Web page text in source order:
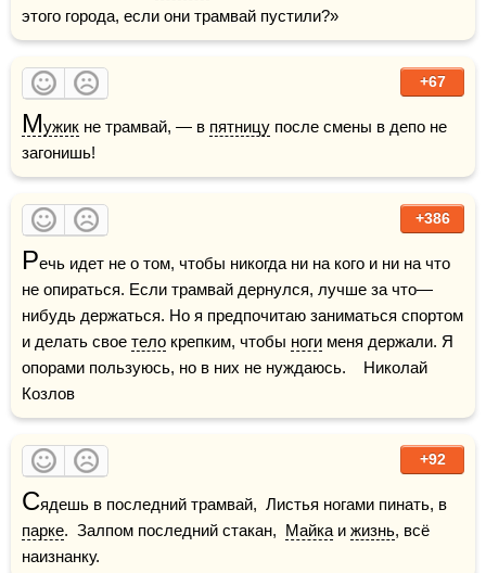
этого города, если они трамвай пустили?»
+67
Мужик не трамвай, — в пятницу после смены в депо не
загонишь!
+386
Речь идет не о том, чтобы никогда ни на кого и ни на что
не опираться. Если трамвай дернулся, лучше за что—
нибудь держаться. Но я предпочитаю заниматься спортом
и делать свое тело крепким, чтобы ноги меня держали. Я
опорами пользуюсь, но в них не нуждаюсь.    Николай
Козлов
+92
С
парке.  Залпом последний стакан, Майка и жизнь, всё
наизнанку.